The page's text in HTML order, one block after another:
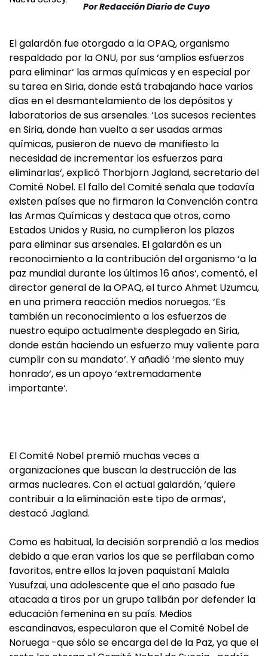
PorRedacción Diario de Cuyo
El galardón fue otorgado a la OPAQ, organismo
respaldado por la ONU, por sus ‘amplios esfuerzos
para eliminar‘ las armas químicas y en especial por
su tarea en Siria, donde está trabajando hace varios
días en el desmantelamiento de los depósitos y
laboratorios de sus arsenales. ‘Los sucesos recientes
en Siria, donde han vuelto a ser usadas armas
químicas, pusieron de nuevo de manifiesto la
necesidad de incrementar los esfuerzos para
eliminarlas‘, explicó Thorbjorn Jagland, secretario del
Comité Nobel. El fallo del Comité señala que todavía
existen países que no firmaron la Convención contra
las Armas Químicas y destaca que otros, como
Estados Unidos y Rusia, no cumplieron los plazos
para eliminar sus arsenales. El galardón es un
reconocimiento a la contribución del organismo ‘a la
paz mundial durante los últimos 16 años‘, comentó, el
director general de la OPAQ, el turco Ahmet Uzumcu,
en una primera reacción medios noruegos. ‘Es
también un reconocimiento a los esfuerzos de
nuestro equipo actualmente desplegado en Siria,
donde están haciendo un esfuerzo muy valiente para
cumplir con su mandato‘. Y añadió ‘me siento muy
honrado‘, es un apoyo ‘extremadamente
importante‘.
El Comité Nobel premió muchas veces a
organizaciones que buscan la destrucción de las
armas nucleares. Con el actual galardón, ‘quiere
contribuir a la eliminación este tipo de armas‘,
destacó Jagland.
Como es habitual, la decisión sorprendió a los medios
debido a que eran varios los que se perfilaban como
favoritos, entre ellos la joven paquistaní Malala
Yusufzai, una adolescente que el año pasado fue
atacada a tiros por un grupo talibán por defender la
educación femenina en su país. Medios
escandinavos, especularon que el Comité Nobel de
Noruega -que sólo se encarga del de la Paz, ya que el